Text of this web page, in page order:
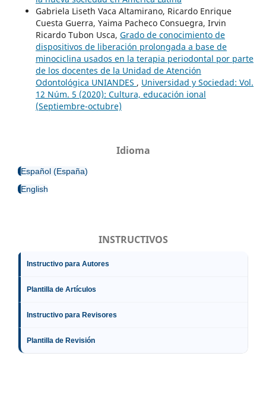
Gabriela Liseth Vaca Altamirano, Ricardo Enrique
Cuesta Guerra, Yaima Pacheco Consuegra, Irvin
Ricardo Tubon Usca, Grado de conocimiento de
dispositivos de liberación prolongada a base de
minociclina usados en la terapia periodontal por parte
de los docentes de la Unidad de Atención
Odontológica UNIANDES , Universidad y Sociedad: Vol.
12 Núm. 5 (2020): Cultura, educación ional
(Septiembre-octubre)
Idioma
Español (España)
English
INSTRUCTIVOS
Instructivo para Autores
Plantilla de Artículos
Instructivo para Revisores
Plantilla de Revisión